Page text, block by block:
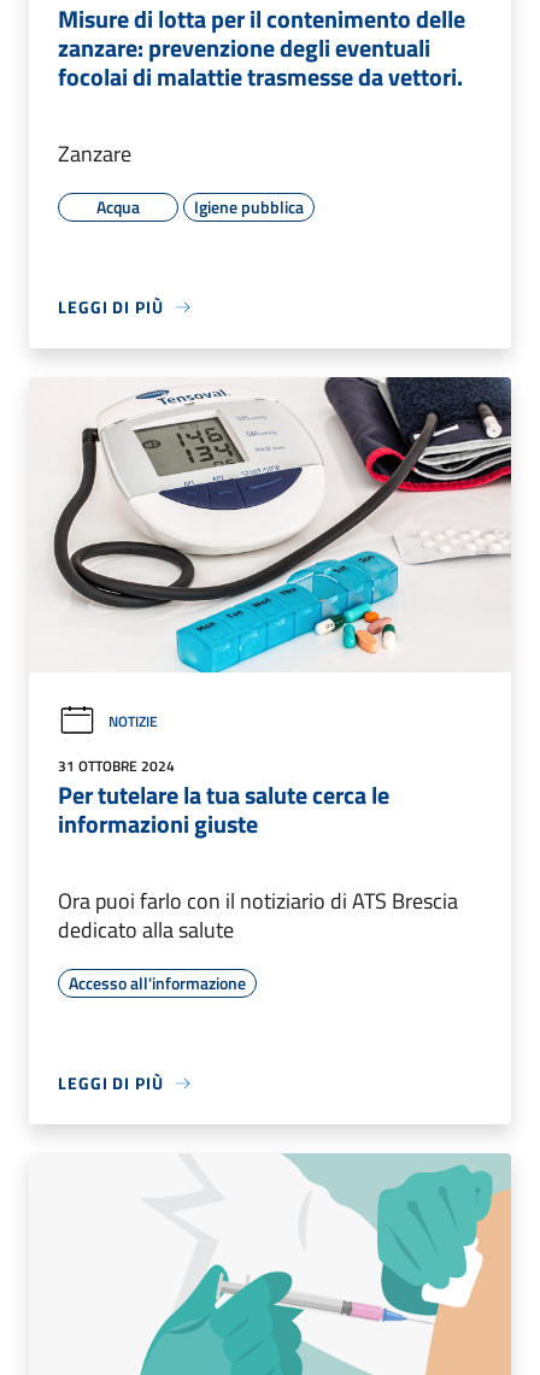
Misure di lotta per il contenimento delle
zanzare: prevenzione degli eventuali
focolai di malattie trasmesse da vettori.
Zanzare
Acqua Igiene pubblica
LEGGI DI PIÙ
NOTIZIE
31 OTTOBRE 2024
Per tutelare la tua salute cerca le
informazioni giuste
Ora puoi farlo con il notiziario di ATS Brescia
dedicato alla salute
Accesso all'informazione
LEGGI DI PIÙ